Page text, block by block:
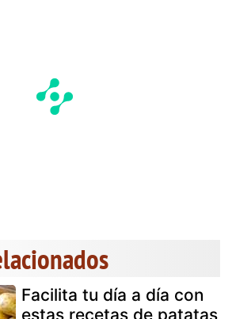
Facilita tu día a día con
estas recetas de patatas